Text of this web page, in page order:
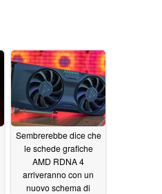
Sembrerebbe dice che
le schede grafiche
AMD RDNA 4
arriveranno con un
nuovo schema di